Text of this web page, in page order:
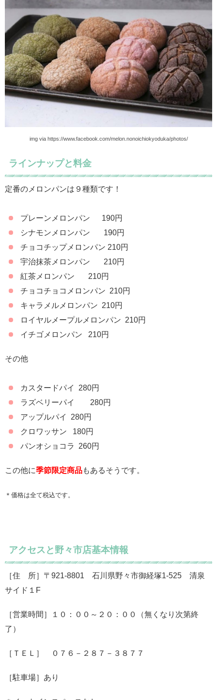
img via https://www.facebook.com/melon.nonoichiokyoduka/photos/
ラインナップと料金
定番のメロンパンは９種類です！
プレーンメロンパン 190円
シナモンメロンパン 190円
チョコチップメロンパン 210円
宇治抹茶メロンパン 210円
紅茶メロンパン 210円
チョコチョコメロンパン 210円
キャラメルメロンパン 210円
ロイヤルメープルメロンパン 210円
イチゴメロンパン 210円
その他
カスタードパイ 280円
ラズベリーパイ 280円
アップルパイ 280円
クロワッサン 180円
パンオショコラ 260円
この他に季節限定商品もあるそうです。
＊価格は全て税込です。
アクセスと野々市店基本情報
［住 所］〒921-8801 石川県野々市御経塚1-525 清泉
サイド１F
［営業時間］１０：００～２０：００（無くなり次第終
了）
［ＴＥＬ］ ０７６－２８７－３８７７
［駐車場］あり